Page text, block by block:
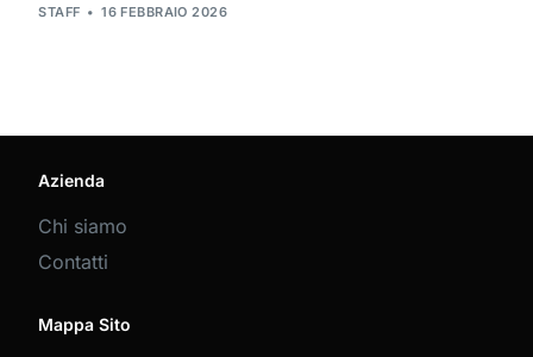
STAFF 16 FEBBRAIO 2026
Azienda
Chi siamo
Contatti
Mappa Sito